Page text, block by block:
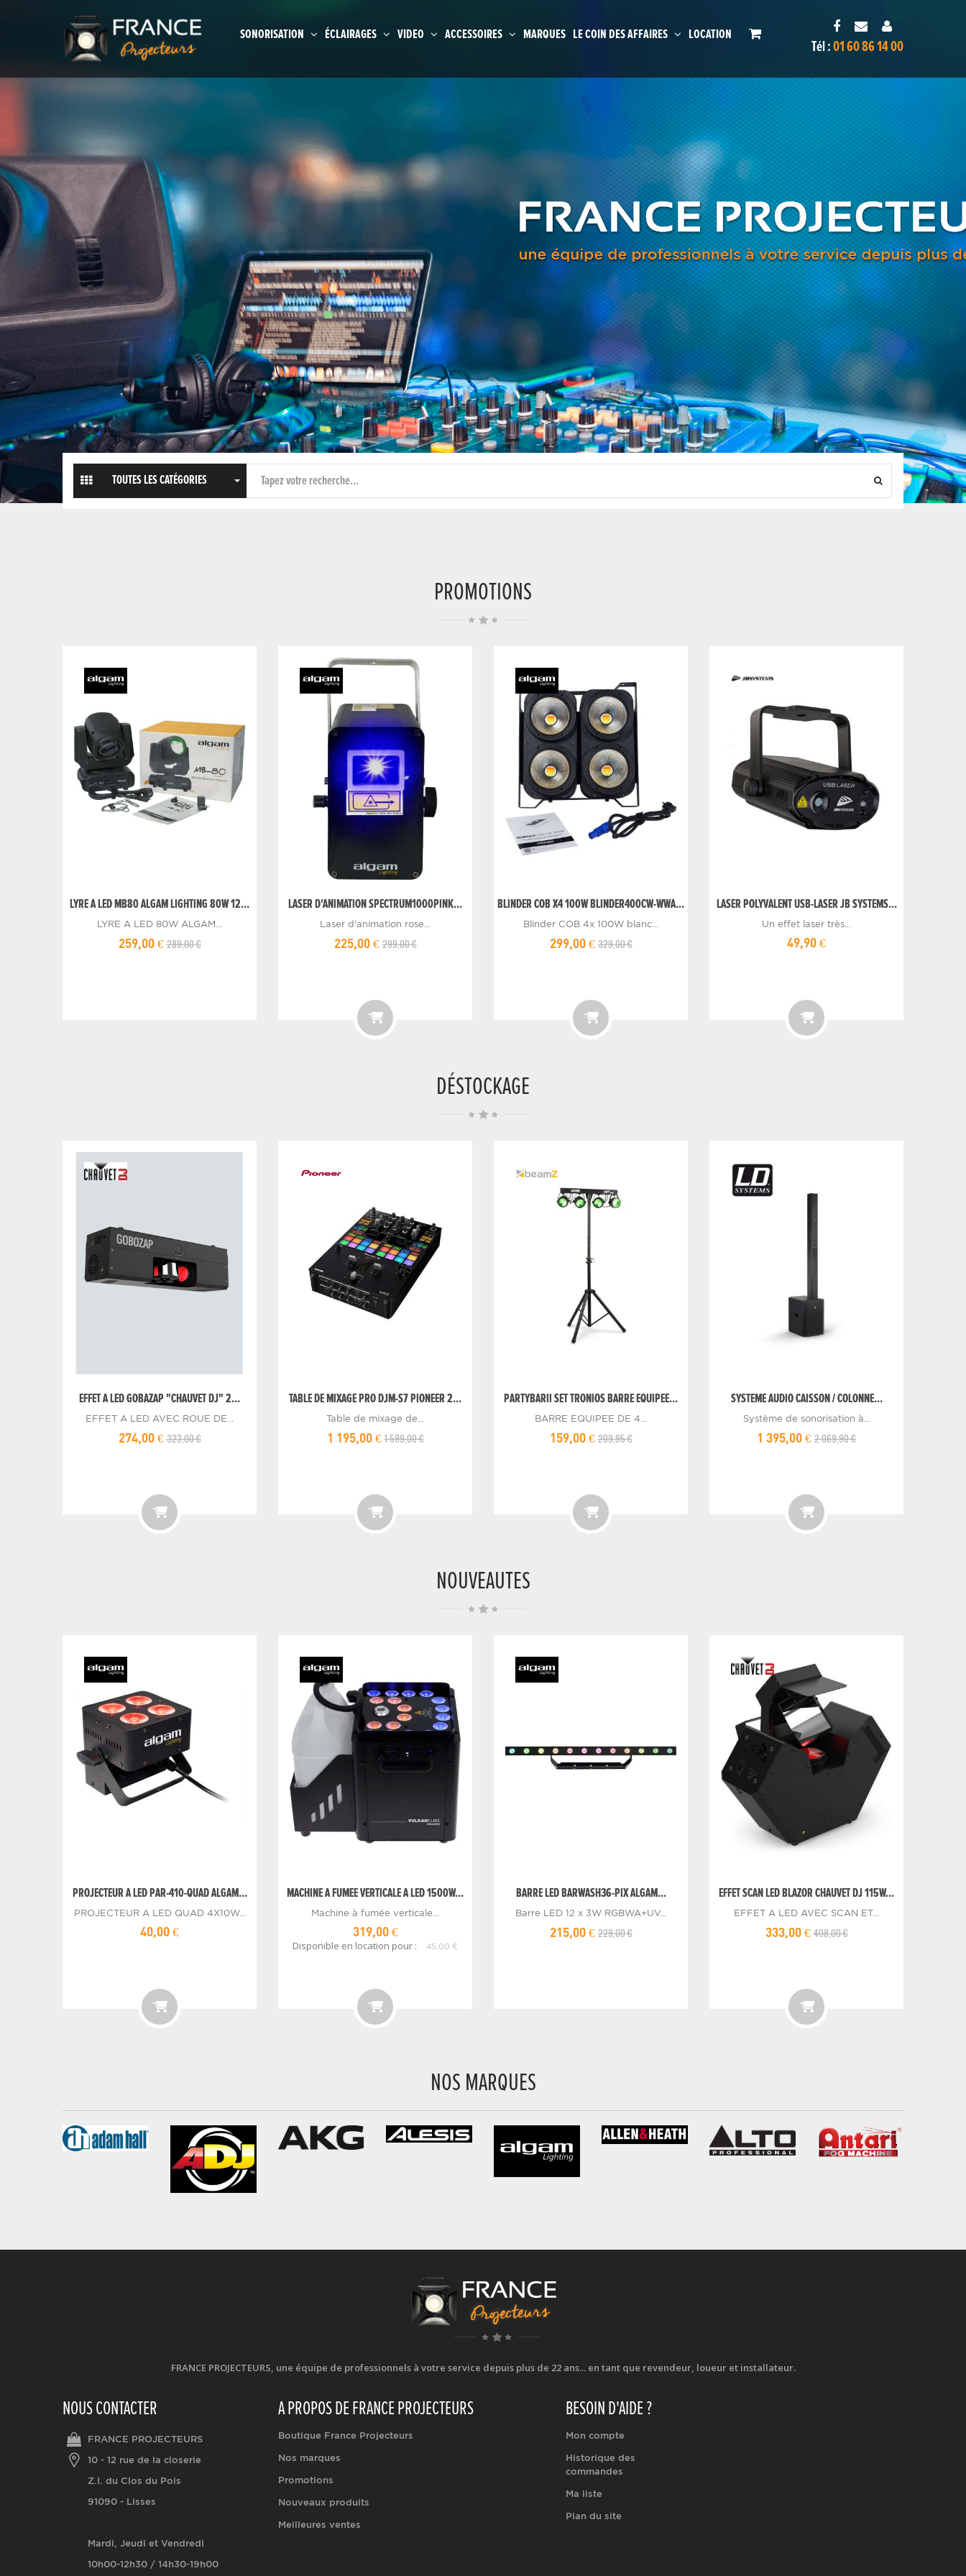
SONORISATION ÉCLAIRAGES VIDEO ACCESSOIRES MARQUES LE COIN DES AFFAIRES LOCATION
Tél : 01 60 86 14 00
TOUTES LES CATÉGORIES
PROMOTIONS
LYRE A LED MB80 ALGAM LIGHTING 80W 12...
LYRE A LED 80W ALGAM...
259,00 €289,00 €
LASER D'ANIMATION SPECTRUM1000PINK...
Laser d'animation rose...
225,00 €299,00 €
BLINDER COB X4 100W BLINDER400CW-WWA...
Blinder COB 4x 100W blanc...
299,00 €329,00 €
LASER POLYVALENT USB-LASER JB SYSTEMS...
Un effet laser très...
49,90 €
DÉSTOCKAGE
EFFET A LED GOBAZAP "CHAUVET DJ" 2...
EFFET A LED AVEC ROUE DE...
274,00 €323,00 €
TABLE DE MIXAGE PRO DJM-S7 PIONEER 2...
Table de mixage de...
1 195,00 €1 599,00 €
PARTYBARII SET TRONIOS BARRE EQUIPEE...
BARRE EQUIPEE DE 4...
159,00 €209,95 €
SYSTEME AUDIO CAISSON / COLONNE...
Système de sonorisation à...
1 395,00 € 2 069,90 €
NOUVEAUTES
PROJECTEUR A LED PAR-410-QUAD ALGAM...
PROJECTEUR A LED QUAD 4X10W...
40,00 €
MACHINE A FUMEE VERTICALE A LED 1500W...
Machine à fumée verticale...
319,00 €
Disponible en location pour : 45,00 €
BARRE LED BARWASH36-PIX ALGAM...
Barre LED 12 x 3W RGBWA+UV...
215,00 €229,00 €
EFFET SCAN LED BLAZOR CHAUVET DJ 115W...
EFFET A LED AVEC SCAN ET...
333,00 €408,00 €
NOS MARQUES
FRANCE PROJECTEURS, une équipe de professionnels à votre service depuis plus de 22 ans... en tant que revendeur, loueur et installateur.
NOUS CONTACTER
FRANCE PROJECTEURS
10 - 12 rue de la closerie
Z.I. du Clos du Pois
91090 - Lisses
Mardi, Jeudi et Vendredi
10h00-12h30 / 14h30-19h00
A PROPOS DE FRANCE PROJECTEURS
Boutique France Projecteurs
Nos marques
Promotions
Nouveaux produits
Meilleures ventes
BESOIN D'AIDE ?
Mon compte
Historique des
commandes
Ma liste
Plan du site